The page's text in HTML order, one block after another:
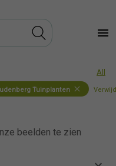
menu
Tuinplanten close
All
beelden te zien